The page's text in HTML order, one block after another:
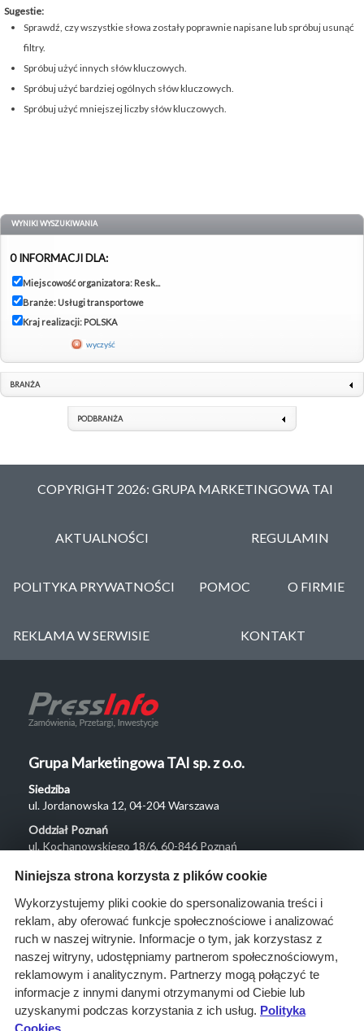
Sugestie:
Sprawdź, czy wszystkie słowa zostały poprawnie napisane lub spróbuj usunąć
filtry.
Spróbuj użyć innych słów kluczowych.
Spróbuj użyć bardziej ogólnych słów kluczowych.
Spróbuj użyć mniejszej liczby słów kluczowych.
WYNIKI WYSZUKIWANIA
0 INFORMACJI DLA:
Miejscowość organizatora: Resk...
Branże: Usługi transportowe
Kraj realizacji: POLSKA
wyczyść
BRANŻA
PODBRANŻA
COPYRIGHT 2026: GRUPA MARKETINGOWA TAI
AKTUALNOŚCI REGULAMIN
POLITYKA PRYWATNOŚCI POMOC O FIRMIE
REKLAMA W SERWISIE KONTAKT
Grupa Marketingowa TAI sp. z o.o.
Siedziba
ul. Jordanowska 12, 04-204 Warszawa
Oddział Poznań
ul. Kochanowskiego 18/6, 60-846 Poznań
Menu
O nas
Rozwiązania
Monitoring
przetargów
Raporty
przetargowe
Niniejsza strona korzysta z plików cookie
Wykorzystujemy pliki cookie do spersonalizowania treści i
reklam, aby oferować funkcje społecznościowe i analizować
ruch w naszej witrynie. Informacje o tym, jak korzystasz z
naszej witryny, udostępniamy partnerom społecznościowym,
reklamowym i analitycznym. Partnerzy mogą połączyć te
informacje z innymi danymi otrzymanymi od Ciebie lub
uzyskanymi podczas korzystania z ich usług. Polityka
Cookies